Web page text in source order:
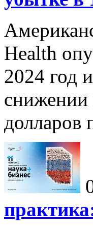
Health
2024 год
снижении
долларов